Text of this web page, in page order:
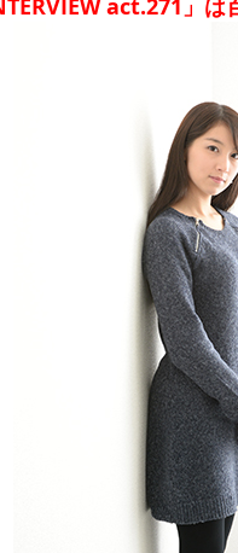
act.271」は